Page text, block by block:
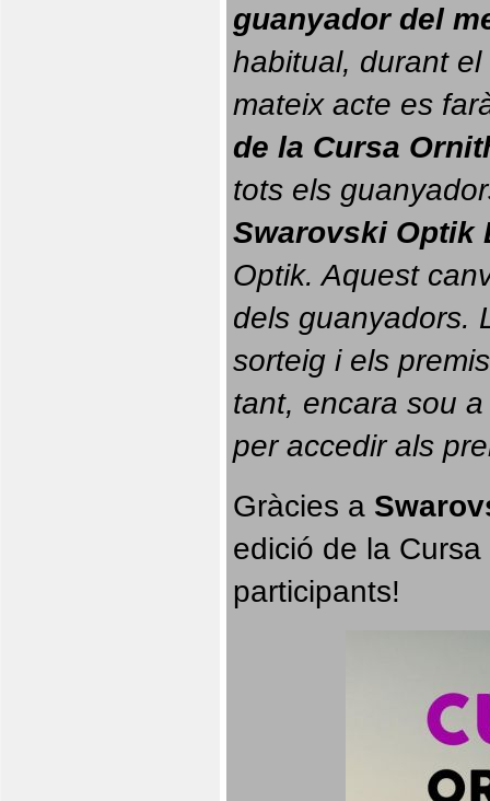
guanyador del
habitual, durant el
mateix acte es
de la Cursa
tots els
Swarovski Optik
Optik. Aquest
dels guanyadors.
sorteig i els
tant, encara sou
per accedir als
Gràcies a
edició de la
participants!